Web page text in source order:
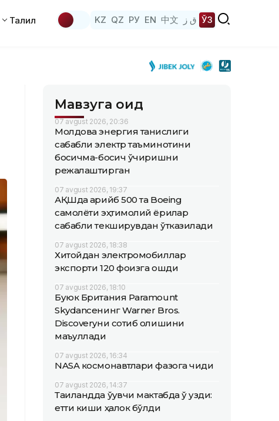
Таҳлил KZ QZ РУ EN 中文 ق ز ЎЗ
Мавзуга оид
07 avgust 2026, 20:36
Молдова энергия танқислиги
сабабли электр таъминотини
босқичма-босқич ўчиришни
режалаштирган
07 avgust 2026, 19:37
АҚШда қарийб 500 та Boeing
самолёти эҳтимолий ёриқлар
сабабли текширувдан ўтказилади
07 avgust 2026, 18:38
Хитойдан электромобиллар
экспорти 120 фоизга ошди
07 avgust 2026, 18:10
Буюк Британия Paramount
Skydanceнинг Warner Bros.
Discoveryни сотиб олишини
маъқуллади
07 avgust 2026, 16:34
NASA космонавтлари фазога чиқди
07 avgust 2026, 14:37
Таиландда ўқувчи мактабда ўқ узди:
етти киши ҳалок бўлди